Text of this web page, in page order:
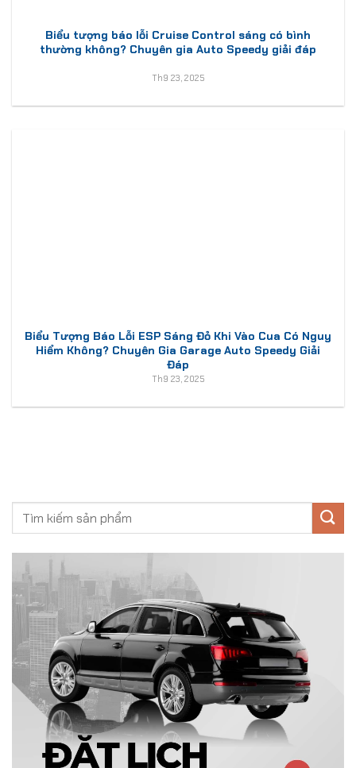
Biểu tượng báo lỗi Cruise Control sáng có bình
thường không? Chuyên gia Auto Speedy giải đáp
Th9 23, 2025
Biểu Tượng Báo Lỗi ESP Sáng Đỏ Khi Vào Cua Có Nguy
Hiểm Không? Chuyên Gia Garage Auto Speedy Giải
Đáp
Th9 23, 2025